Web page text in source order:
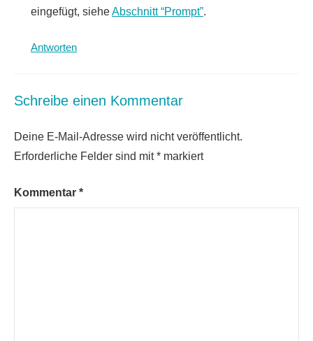
eingefügt, sieheAbschnitt “Prompt”.
Antworten
Schreibe einen Kommentar
Deine E-Mail-Adresse wird nicht veröffentlicht.
Erforderliche Felder sind mit* markiert
Kommentar *